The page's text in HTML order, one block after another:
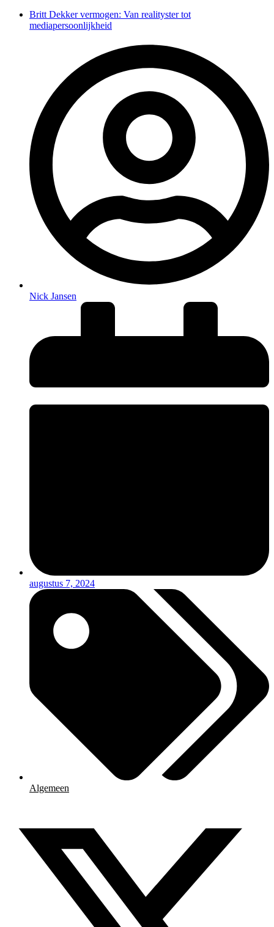
Britt Dekker vermogen: Van realityster tot
mediapersoonlijkheid
Nick Jansen
augustus 7, 2024
Algemeen